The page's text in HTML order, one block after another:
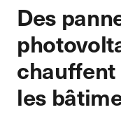
Des
les